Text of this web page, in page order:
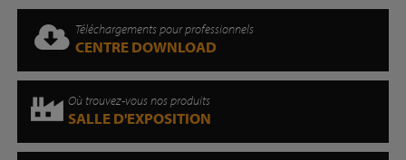
Téléchargements pour professionnels
CENTRE DOWNLOAD
Où trouvez-vous nos produits
SALLE D'EXPOSITION